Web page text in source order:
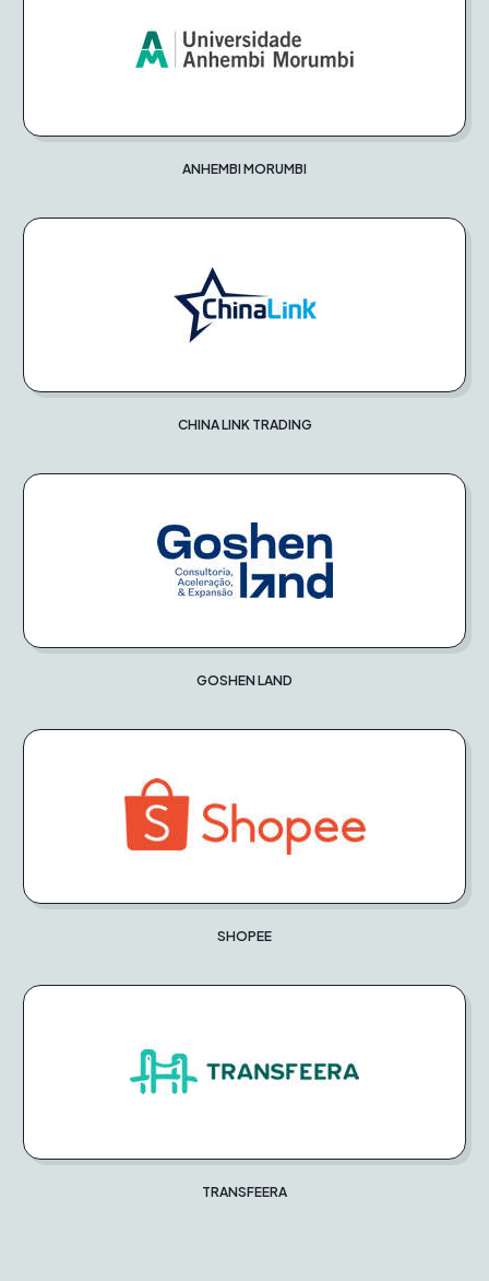
ANHEMBI MORUMBI
CHINA LINK TRADING
GOSHEN LAND
SHOPEE
TRANSFEERA